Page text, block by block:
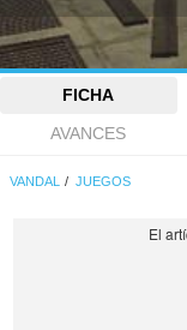
FICHA
AVANCES
VANDAL JUEGOS